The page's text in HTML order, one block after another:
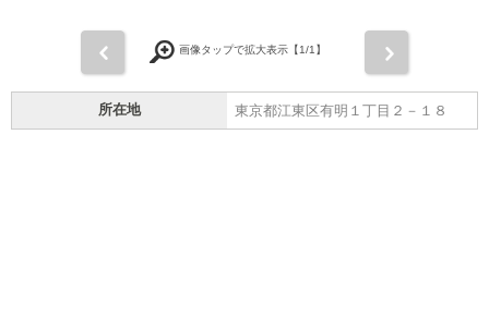
画像タップで拡大表示【1/1】
所在地 東京都江東区有明１丁目２－１８